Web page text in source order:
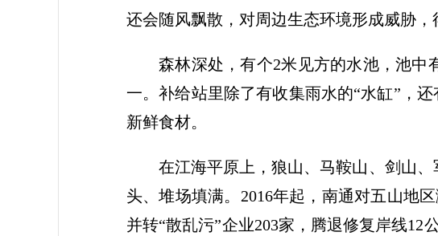
还会随风飘散，对周边生态环境形成威胁，
森林深处，有个2米见方的水池，池中
一。补给站里除了有收集雨水的“水缸”，
新鲜食材。
在江海平原上，狼山、马鞍山、剑山
头、堆场填满。2016年起，南通对五山地
并转“散乱污”企业203家，腾退修复岸线12